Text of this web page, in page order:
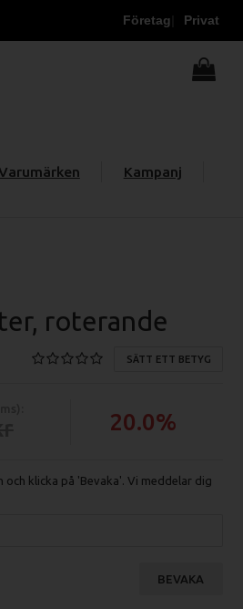
Företag Privat
Kampanj
roterande
SÄTT ETT BETYG
20.0%
klicka på 'Bevaka'. Vi meddelar dig
BEVAKA